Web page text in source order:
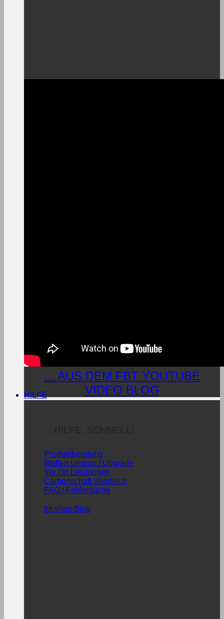
... AUS DEM FBT YOUTUBE
VIDEO BLOG
HILFE
Produktberatung
Waffen Umbau / Upgrade
Vor Ort Leistungen
Carbonschaft Vergleich
FAQ / Fehlersuche
fbt.shop Blog